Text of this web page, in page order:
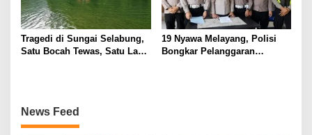
Tragedi di Sungai Selabung,
Satu Bocah Tewas, Satu Lagi
19 Nyawa Melayang, Polisi
Bongkar Pelanggaran
News Feed